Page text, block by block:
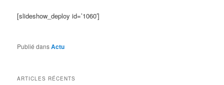
[slideshow_deploy id=’1060′]
Publié dansActu
ARTICLES RÉCENTS